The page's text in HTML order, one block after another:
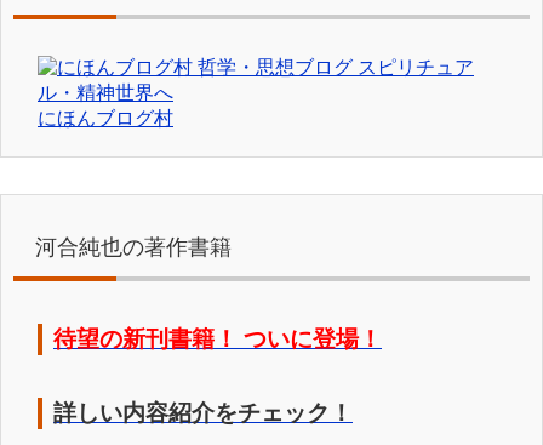
にほんブログ村
河合純也の著作書籍
待望の新刊書籍！ ついに登場！
詳しい内容紹介をチェック！